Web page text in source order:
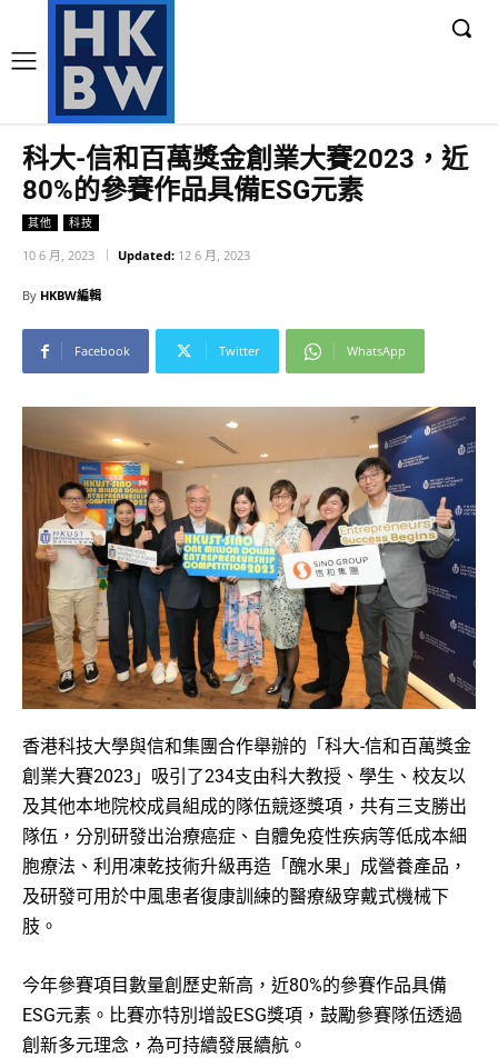
科大-信和百萬獎金創業大賽2023，近
80%的參賽作品具備ESG元素
其他 科技
10 6 月, 2023 Updated: 12 6 月, 2023
By HKBW編輯
Facebook Twitter WhatsApp
香港科技大學與信和集團合作舉辦的「科大-信和百萬獎金
創業大賽2023」吸引了234支由科大教授、學生、校友以
及其他本地院校成員組成的隊伍競逐獎項，共有三支勝出
隊伍，分別研發出治療癌症、自體免疫性疾病等低成本細
胞療法、利用凍乾技術升級再造「醜水果」成營養產品，
及研發可用於中風患者復康訓練的醫療級穿戴式機械下
肢。
今年參賽項目數量創歷史新高，近80%的參賽作品具備
ESG元素。比賽亦特別增設ESG獎項，鼓勵參賽隊伍透過
創新多元理念，為可持續發展續航。